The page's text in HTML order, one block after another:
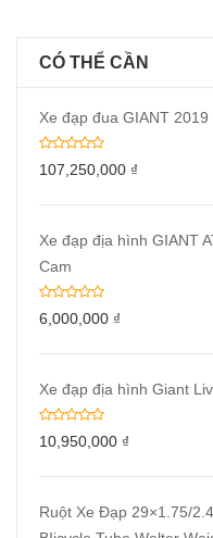
CÓ THỂ CẦN
Xe đạp đua GIANT
107,250,000 ₫
Xe đạp địa hình GIANT
Cam
6,000,000 ₫
Xe đạp địa hình Giant
10,950,000 ₫
Ruột Xe Đạp 29×1.75/